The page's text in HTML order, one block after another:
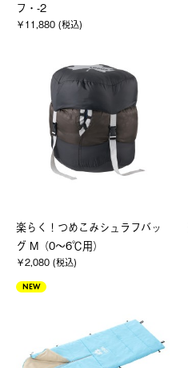
フ・-2
￥11,880 (税込)
楽らく！つめこみシュラフバッ
グ M（0～6℃用）
￥2,080 (税込)
NEW